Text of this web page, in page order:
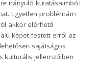
irányuló kutatásaimból
Egyetlen problémám
akkor elérhető
képet festett erről az
sajátságos
kulturális jellemzőiben